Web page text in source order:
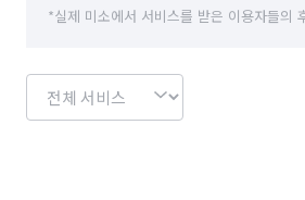
*실제 미소에서 서비스를 받은 이용자들의